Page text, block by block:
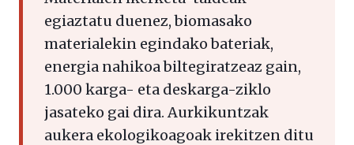
egiaztatu duenez, biomasako
materialekin egindako bateriak,
energia nahikoa biltegiratzeaz gain,
1.000 karga- eta deskarga-ziklo
jasateko gai dira. Aurkikuntzak
aukera ekologikoagoak irekitzen ditu